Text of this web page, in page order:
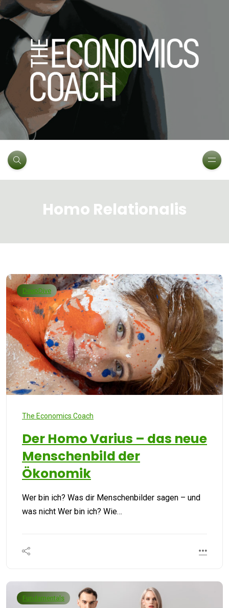
Homo Relationalis
DeepDive
The Economics Coach
Der Homo Varius – das neue
Menschenbild der
Ökonomik
Wer bin ich? Was dir Menschenbilder sagen – und
was nicht Wer bin ich? Wie…
Fundamentals